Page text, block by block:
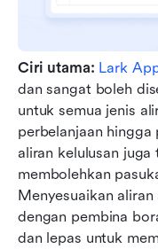
Ciri utama: Lark
dan sangat boleh
untuk semua jenis
perbelanjaan hingga
aliran kelulusan
membolehkan
Menyesuaikan
dengan pembina
dan lepas untuk